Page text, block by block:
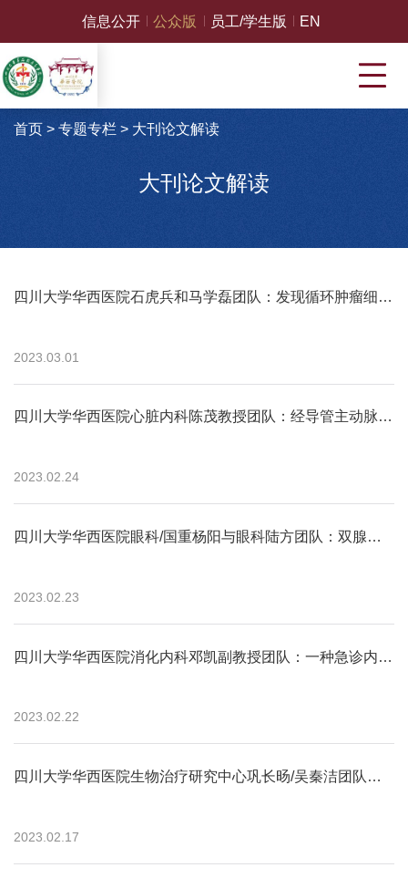
信息公开 公众版 员工/学生版 EN
首页 > 专题专栏> 大刊论文解读
大刊论文解读
四川大学华西医院石虎兵和马学磊团队：发现循环肿瘤细胞免疫逃逸新机制
2023.03.01
四川大学华西医院心脏内科陈茂教授团队：经导管主动脉瓣置换术治疗二叶式主动脉瓣狭窄国际专家共识
2023.02.24
四川大学华西医院眼科/国重杨阳与眼科陆方团队：双腺相关病毒递送先导编辑器纠正遗传性视网膜变性小鼠模型的基因突变与疾病表型
2023.02.23
四川大学华西医院消化内科邓凯副教授团队：一种急诊内镜止血中高效去除大量血凝块的新方法
2023.02.22
四川大学华西医院生物治疗研究中心巩长旸/吴秦洁团队：多功能光响应型纳米复合物用于肿瘤温和光热治疗以避免过度炎症并增强免疫治疗...
2023.02.17